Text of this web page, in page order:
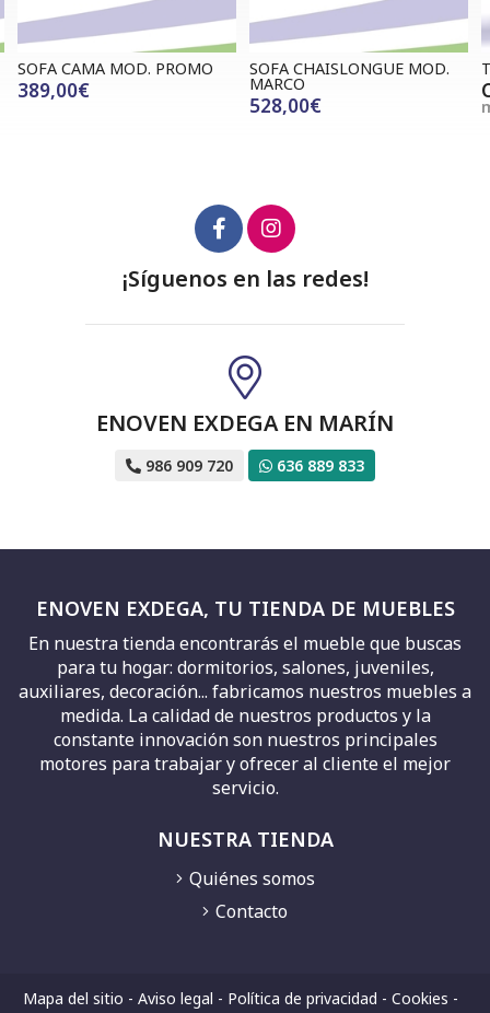
SOFA CAMA MOD. PROMO
389,00€
SOFA CHAISLONGUE MOD.
MARCO
528,00€
¡Síguenos en las redes!
ENOVEN EXDEGA EN MARÍN
986 909 720 636 889 833
ENOVEN EXDEGA, TU TIENDA DE MUEBLES
En nuestra tienda encontrarás el mueble que buscas
para tu hogar: dormitorios, salones, juveniles,
auxiliares, decoración... fabricamos nuestros muebles a
medida. La calidad de nuestros productos y la
constante innovación son nuestros principales
motores para trabajar y ofrecer al cliente el mejor
servicio.
NUESTRA TIENDA
Quiénes somos
Contacto
Mapa del sitio - Aviso legal - Política de privacidad - Cookies -